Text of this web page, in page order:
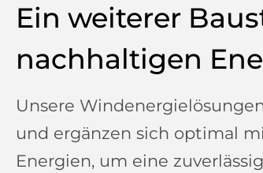
Ein weiterer
nachhaltigen
Unsere
und ergänzen sich optimal
Energien, um eine